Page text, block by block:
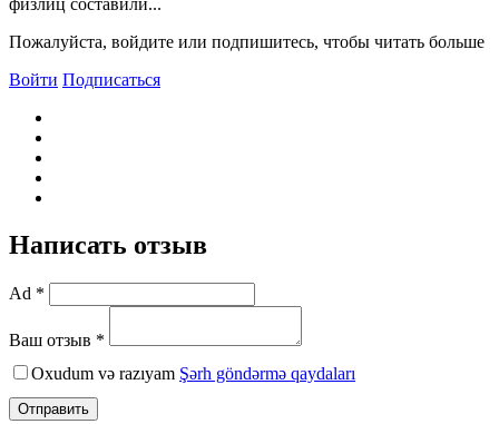
физлиц составили...
Пожалуйста, войдите или подпишитесь, чтобы читать больше
Войти Подписаться
Написать отзыв
Ad *
Ваш отзыв *
Oxudum və razıyam Şərh göndərmə qaydaları
Отправить